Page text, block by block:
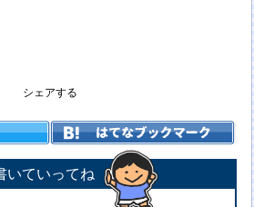
シェアする
いていってね